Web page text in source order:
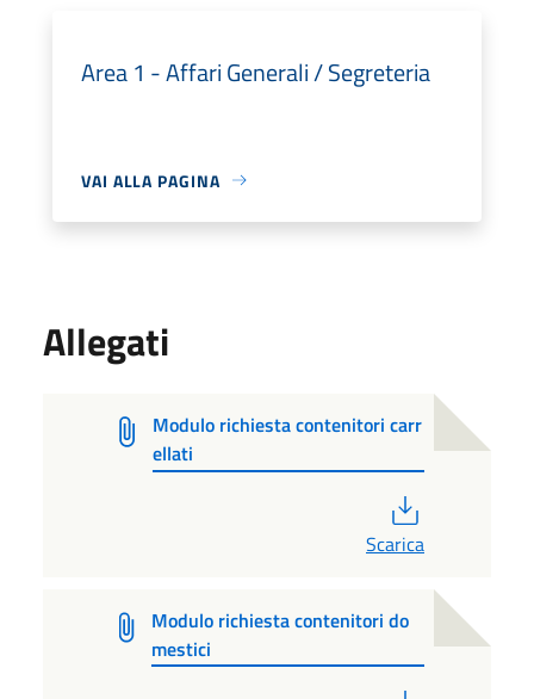
Area 1 - Affari Generali / Segreteria
VAI ALLA PAGINA
Allegati
Modulo richiesta contenitori carr
ellati
Scarica
Modulo richiesta contenitori do
mestici